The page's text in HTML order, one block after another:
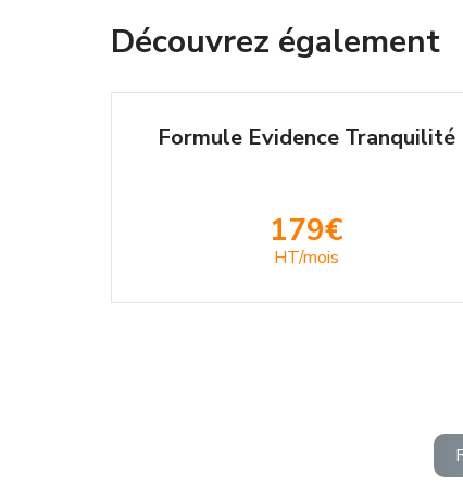
Découvrez également
Formule Evidence Tranquilité
179€
HT/mois